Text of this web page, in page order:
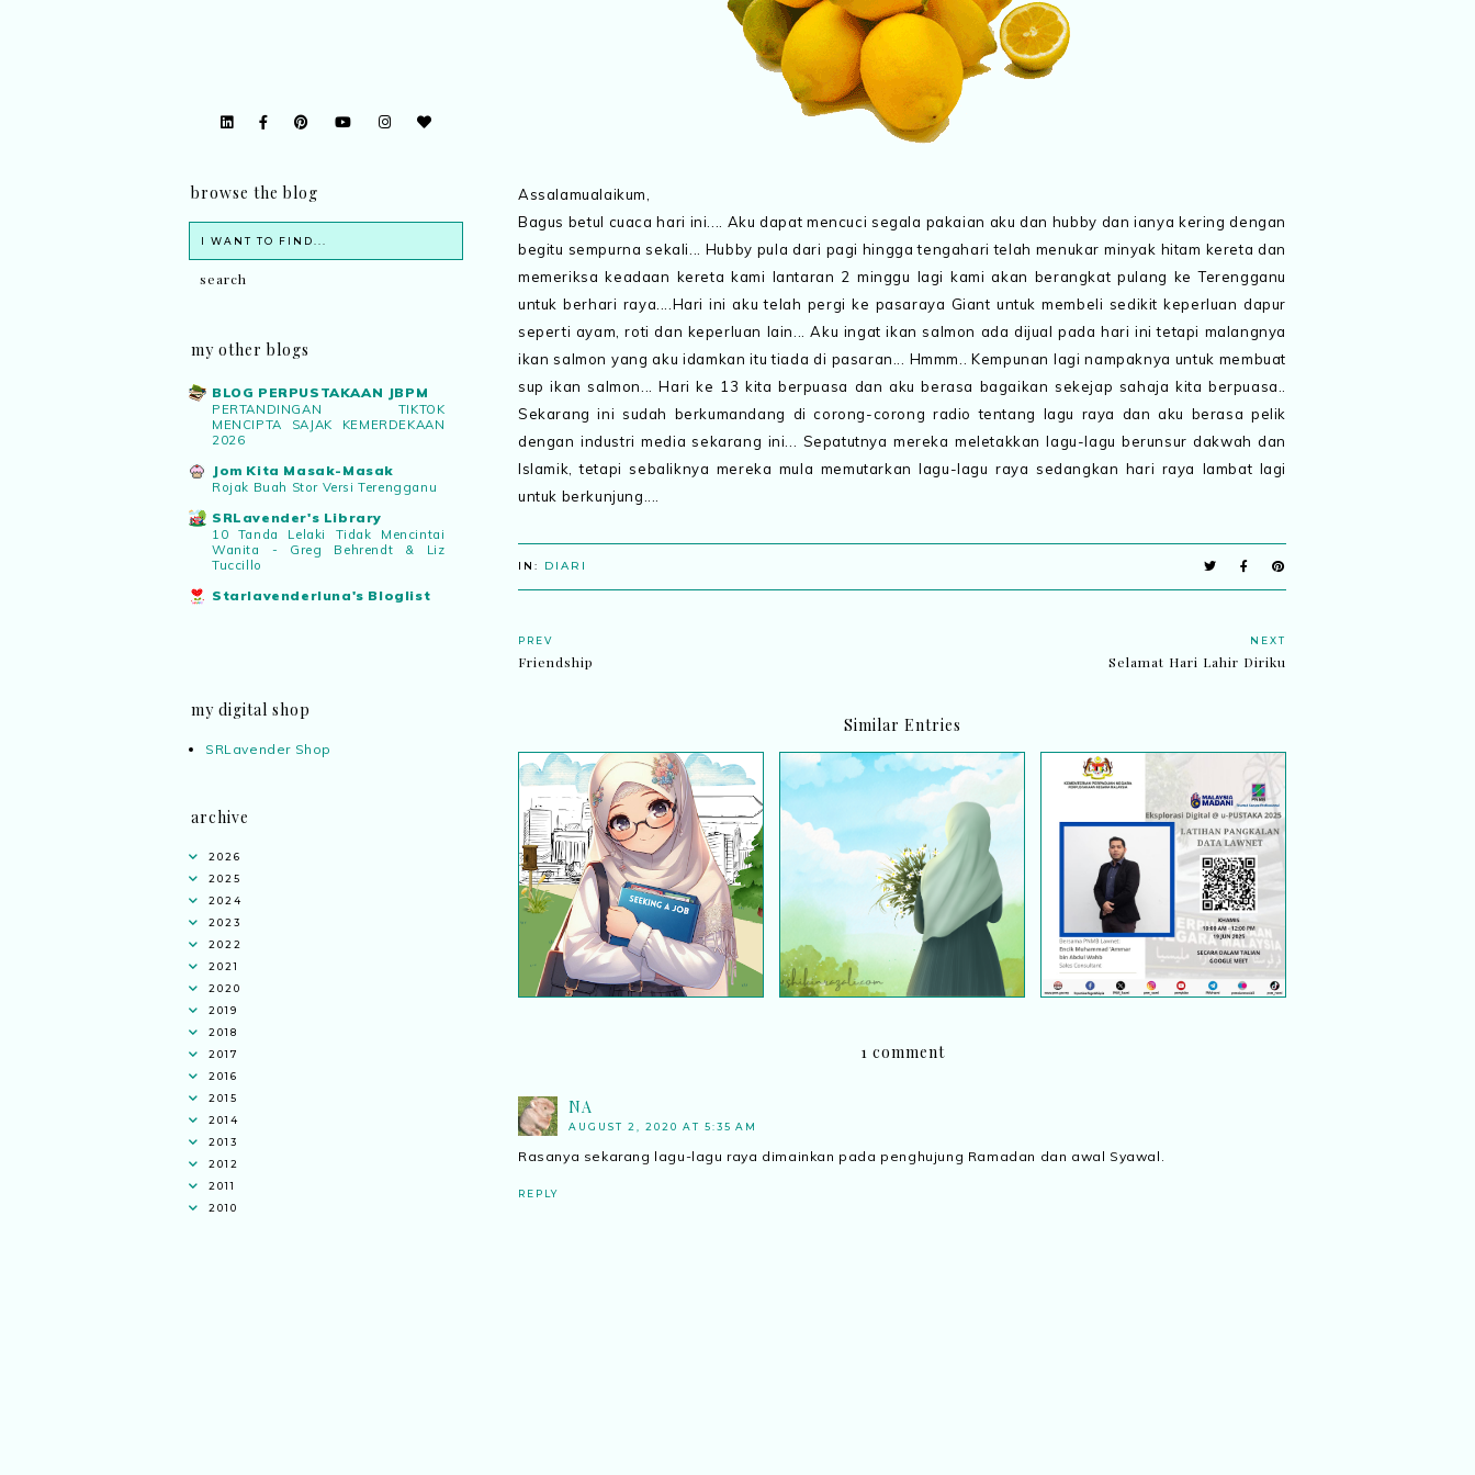
Assalamualaikum,
Bagus betul cuaca hari ini.... Aku dapat mencuci segala pakaian aku dan hubby dan ianya kering dengan
begitu sempurna sekali... Hubby pula dari pagi hingga tengahari telah menukar minyak hitam kereta dan
memeriksa keadaan kereta kami lantaran 2 minggu lagi kami akan berangkat pulang ke Terengganu
untuk berhari raya....Hari ini aku telah pergi ke pasaraya Giant untuk membeli sedikit keperluan dapur
seperti ayam, roti dan keperluan lain... Aku ingat ikan salmon ada dijual pada hari ini tetapi malangnya
ikan salmon yang aku idamkan itu tiada di pasaran... Hmmm.. Kempunan lagi nampaknya untuk membuat
sup ikan salmon... Hari ke 13 kita berpuasa dan aku berasa bagaikan sekejap sahaja kita berpuasa..
Sekarang ini sudah berkumandang di corong-corong radio tentang lagu raya dan aku berasa pelik
dengan industri media sekarang ini... Sepatutnya mereka meletakkan lagu-lagu berunsur dakwah dan
Islamik, tetapi sebaliknya mereka mula memutarkan lagu-lagu raya sedangkan hari raya lambat lagi
untuk berkunjung....
IN: DIARI
PREV
Friendship
NEXT
Selamat Hari Lahir Diriku
Similar Entries
Iklan Jawatan Kosong
Perpustakaan Desa
Perpustakaan Negara
Malaysia
Satu Pengalaman: Hilang,
doa dan tawakal, akhirnya
dijumpai semula!
EKSPLORASI DIGITAL @
U-PUSTAKA 2025:
LATIHAN PANGKALAN
DATA LAWNET
1 comment
NA
AUGUST 2, 2020 AT 5:35 AM
Rasanya sekarang lagu-lagu raya dimainkan pada penghujung Ramadan dan awal Syawal.
REPLY
browse the blog
my other blogs
BLOG PERPUSTAKAAN JBPM
PERTANDINGAN TIKTOK
MENCIPTA SAJAK KEMERDEKAAN
2026
Jom Kita Masak-Masak
Rojak Buah Stor Versi Terengganu
SRLavender's Library
10 Tanda Lelaki Tidak Mencintai
Wanita - Greg Behrendt & Liz
Tuccillo
Starlavenderluna's Bloglist
my digital shop
SRLavender Shop
archive
2026
2025
2024
2023
2022
2021
2020
2019
2018
2017
2016
2015
2014
2013
2012
2011
2010